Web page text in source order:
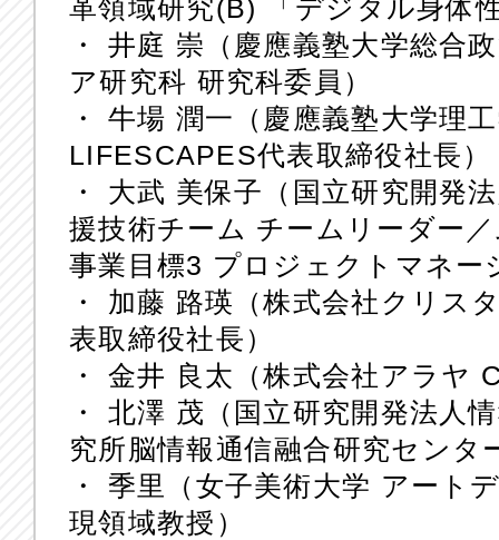
革領域研究(B) 「デジタル身体
・ 井庭 崇（慶應義塾大学総合
ア研究科 研究科委員）
・ 牛場 潤一（慶應義塾大学理
LIFESCAPES代表取締役社長）
・ 大武 美保子（国立研究開発
援技術チーム チームリーダー
事業目標3 プロジェクトマネー
・ 加藤 路瑛（株式会社クリス
表取締役社長）
・ 金井 良太（株式会社アラヤ
・ 北澤 茂（国立研究開発法人
究所脳情報通信融合研究センタ
・ 季里（女子美術大学 アート
現領域教授）